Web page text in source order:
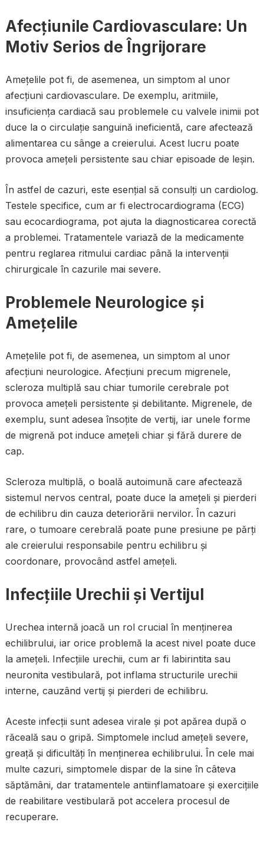
Afecțiunile Cardiovasculare: Un
Motiv Serios de Îngrijorare
Amețelile pot fi, de asemenea, un simptom al unor
afecțiuni cardiovasculare. De exemplu, aritmiile,
insuficiența cardiacă sau problemele cu valvele inimii pot
duce la o circulație sanguină ineficientă, care afectează
alimentarea cu sânge a creierului. Acest lucru poate
provoca amețeli persistente sau chiar episoade de leșin.
În astfel de cazuri, este esențial să consulți un cardiolog.
Testele specifice, cum ar fi electrocardiograma (ECG)
sau ecocardiograma, pot ajuta la diagnosticarea corectă
a problemei. Tratamentele variază de la medicamente
pentru reglarea ritmului cardiac până la intervenții
chirurgicale în cazurile mai severe.
Problemele Neurologice și
Amețelile
Amețelile pot fi, de asemenea, un simptom al unor
afecțiuni neurologice. Afecțiuni precum migrenele,
scleroza multiplă sau chiar tumorile cerebrale pot
provoca amețeli persistente și debilitante. Migrenele, de
exemplu, sunt adesea însoțite de vertij, iar unele forme
de migrenă pot induce amețeli chiar și fără durere de
cap.
Scleroza multiplă, o boală autoimună care afectează
sistemul nervos central, poate duce la amețeli și pierderi
de echilibru din cauza deteriorării nervilor. În cazuri
rare, o tumoare cerebrală poate pune presiune pe părți
ale creierului responsabile pentru echilibru și
coordonare, provocând astfel amețeli.
Infecțiile Urechii și Vertijul
Urechea internă joacă un rol crucial în menținerea
echilibrului, iar orice problemă la acest nivel poate duce
la amețeli. Infecțiile urechii, cum ar fi labirintita sau
neuronita vestibulară, pot inflama structurile urechii
interne, cauzând vertij și pierderi de echilibru.
Aceste infecții sunt adesea virale și pot apărea după o
răceală sau o gripă. Simptomele includ amețeli severe,
greață și dificultăți în menținerea echilibrului. În cele mai
multe cazuri, simptomele dispar de la sine în câteva
săptămâni, dar tratamentele antiinflamatoare și exercițiile
de reabilitare vestibulară pot accelera procesul de
recuperare.